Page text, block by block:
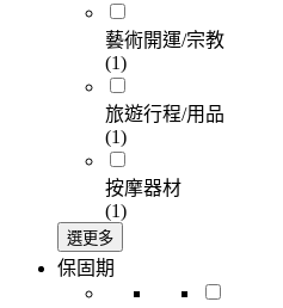
藝術開運/宗教
(1)
旅遊行程/用品
(1)
按摩器材
(1)
選更多
保固期